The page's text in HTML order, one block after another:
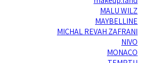
MALU WILZ
MAYBELLINE
MICHAL REVAH ZAFRANI
NIVO
MONACO